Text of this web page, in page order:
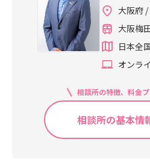
大阪府
大阪梅
日本全
オンラ
相談所の特徴、料金
相談所の基本情